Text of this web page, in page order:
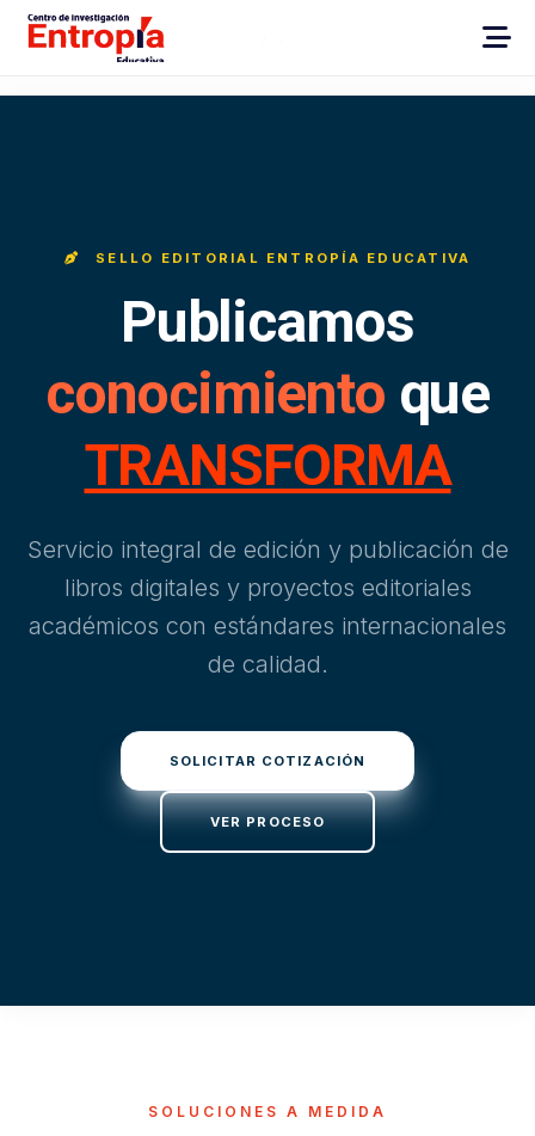
SELLO EDITORIAL ENTROPÍA EDUCATIVA
Publicamos
conocimiento que
TRANSFORMA
Servicio integral de edición y publicación de
libros digitales y proyectos editoriales
académicos con estándares internacionales
de calidad.
SOLICITAR COTIZACIÓN
VER PROCESO
SOLUCIONES A MEDIDA